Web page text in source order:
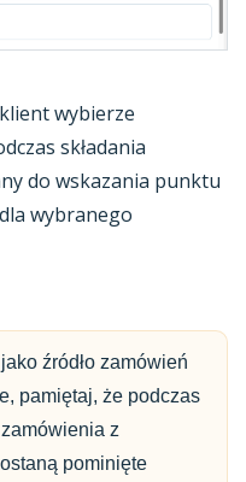
wybierze
składania
do wskazania punktu
wybranego
źródło zamówień
pamiętaj, że podczas
z
pominięte